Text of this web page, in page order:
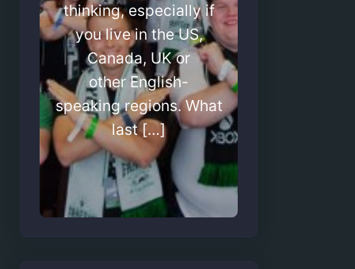
thinking, especially if
you live in the US,
Canada, UK or
other English-
speaking regions. What
last […]